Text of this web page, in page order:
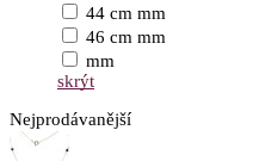
44 cm mm
46 cm mm
mm
skrýt
Nejprodávanější